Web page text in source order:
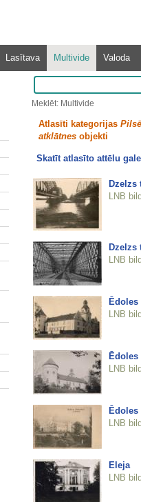
Lasītava Multivide Valoda
Meklēt: Multivide
Atlasīti kategorijas
atklātnesobjekti
Skatīt atlasīto attēlu
Dzelzs
LNB
Dzelzs
LNB
Ēdoles
LNB
Ēdoles
LNB
Ēdoles
LNB
Eleja
LNB